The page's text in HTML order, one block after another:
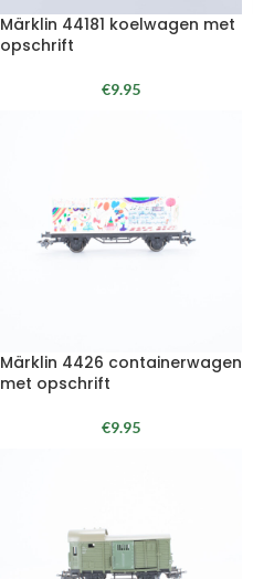
Märklin 44181 koelwagen met
opschrift
€9.95
Märklin 4426 containerwagen
met opschrift
€9.95